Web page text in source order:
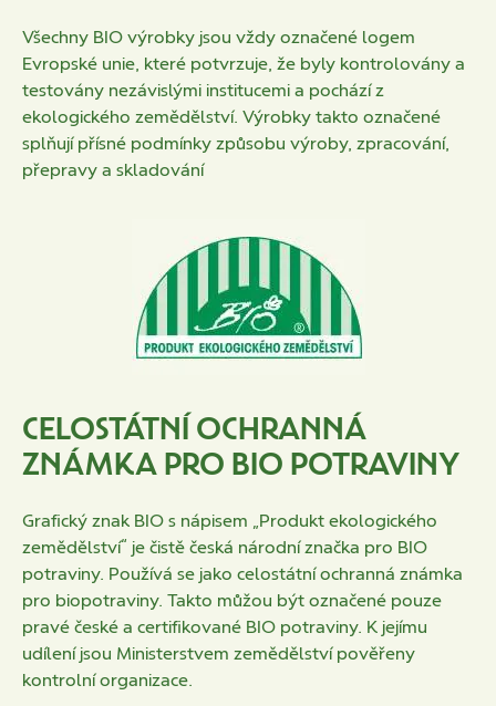
Všechny BIO výrobky jsou vždy označené logem
Evropské unie, které potvrzuje, že byly kontrolovány a
testovány nezávislými institucemi a pochází z
ekologického zemědělství. Výrobky takto označené
splňují přísné podmínky způsobu výroby, zpracování,
přepravy a skladování
CELOSTÁTNÍ OCHRANNÁ
ZNÁMKA PRO BIO POTRAVINY
Grafický znak BIO s nápisem „Produkt ekologického
zemědělství“ je čistě česká národní značka pro BIO
potraviny. Používá se jako celostátní ochranná známka
pro biopotraviny. Takto můžou být označené pouze
pravé české a certifikované BIO potraviny. K jejímu
udílení jsou Ministerstvem zemědělství pověřeny
kontrolní organizace.